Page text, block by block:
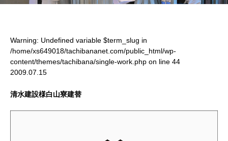
Warning: Undefined variable $term_slug in
/home/xs649018/tachibananet.com/public_html/wp-
content/themes/tachibana/single-work.php on line 44
2009.07.15
清水建設様白山寮建替